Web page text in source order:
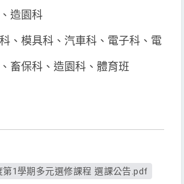
造園科
、模具科、汽車科、電子科、電
畜保科、造園科、體育班
第1學期多元選修課程 選課公告.pdf